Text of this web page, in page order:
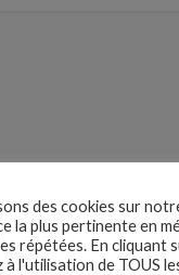
des cookies sur
la plus pertinente en
répétées. En cliquant
à l'utilisation de TOUS